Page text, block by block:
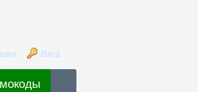
Вход